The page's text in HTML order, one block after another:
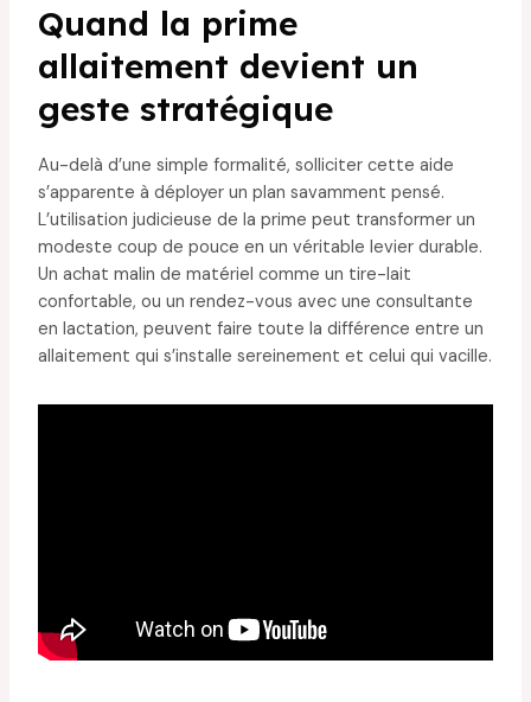
Quand la prime
allaitement devient un
geste stratégique
Au-delà d’une simple formalité, solliciter cette aide
s’apparente à déployer un plan savamment pensé.
L’utilisation judicieuse de la prime peut transformer un
modeste coup de pouce en un véritable levier durable.
Un achat malin de matériel comme un tire-lait
confortable, ou un rendez-vous avec une consultante
en lactation, peuvent faire toute la différence entre un
allaitement qui s’installe sereinement et celui qui vacille.